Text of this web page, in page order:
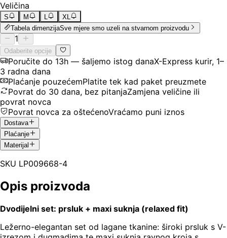
Veličina
S M L
XL
Tabela dimenzijaSve mjere smo uzeli na stvarnom proizvodu
1
Odaberite opcije
Poručite do 13h — šaljemo istog danaX-Express kurir, 1–
3 radna dana
Plaćanje pouzećemPlatite tek kad paket preuzmete
Povrat do 30 dana, bez pitanjaZamjena veličine ili
povrat novca
Povrat novca za oštećenoVraćamo puni iznos
Dostava
Plaćanje
Materijal
SKU LP009668-4
Opis proizvoda
Dvodijelni set: prsluk + maxi suknja (relaxed fit)
Ležerno-elegantan set od lagane tkanine: široki prsluk s V-